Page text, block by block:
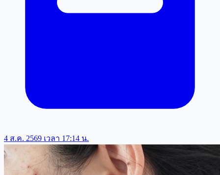
4 ส.ค. 2569 เวลา 17:14 น.